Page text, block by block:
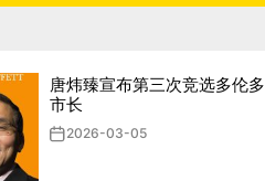
唐炜臻宣布第三次竞选多伦多
市长
2026-03-05